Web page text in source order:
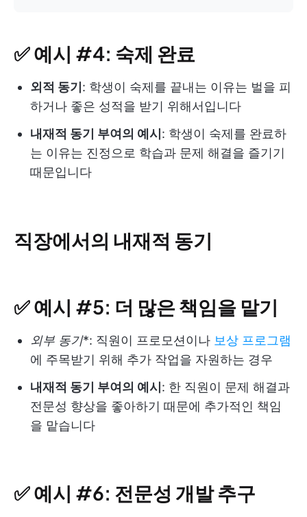
✅ 예시 #4: 숙제 완료
외적 동기 : 학생이 숙제를 끝내는 이유는 벌을 피
하거나 좋은 성적을 받기 위해서입니다
내재적 동기 부여의 예시 : 학생이 숙제를 완료하
는 이유는 진정으로 학습과 문제 해결을 즐기기
때문입니다
직장에서의 내재적 동기
✅ 예시 #5: 더 많은 책임을 맡기
외부 동기*: 직원이 프로모션이나 보상 프로그램
에 주목받기 위해 추가 작업을 자원하는 경우
내재적 동기 부여의 예시 : 한 직원이 문제 해결과
전문성 향상을 좋아하기 때문에 추가적인 책임
을 맡습니다
✅ 예시 #6: 전문성 개발 추구